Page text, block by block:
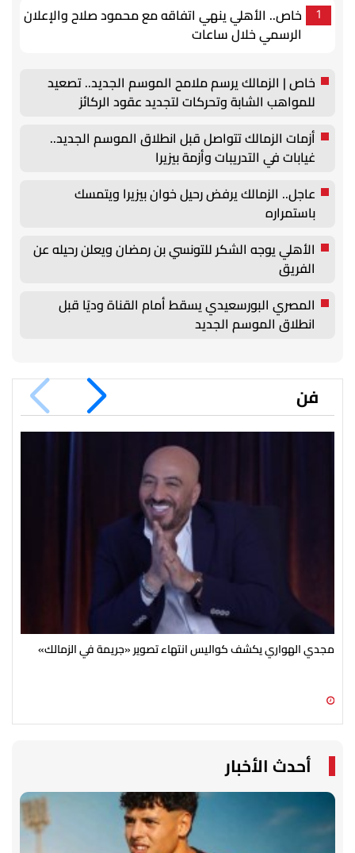
1
خاص.. الأهلي ينهي اتفاقه مع محمود صلاح والإعلان
الرسمي خلال ساعات
خاص | الزمالك يرسم ملامح الموسم الجديد.. تصعيد
للمواهب الشابة وتحركات لتجديد عقود الركائز
أزمات الزمالك تتواصل قبل انطلاق الموسم الجديد..
غيابات في التدريبات وأزمة بيزيرا
عاجل.. الزمالك يرفض رحيل خوان بيزيرا ويتمسك
باستمراره
الأهلي يوجه الشكر للتونسي بن رمضان ويعلن رحيله عن
الفريق
المصري البورسعيدي يسقط أمام القناة وديًا قبل
انطلاق الموسم الجديد
فن
مجدي الهواري يكشف كواليس انتهاء تصوير «جريمة في الزمالك»
أحدث الأخبار